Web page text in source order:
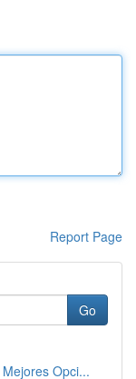
Report Page
Go
Opci...